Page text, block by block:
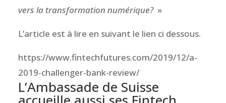
vers la transformation numérique?»
L’article est à lire en suivant le lien ci dessous.
https://www.fintechfutures.com/2019/12/a-
2019-challenger-bank-review/
L’Ambassade de Suisse